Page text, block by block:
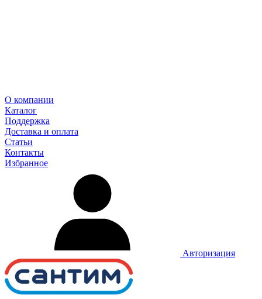
О компании
Каталог
Поддержка
Доставка и оплата
Статьи
Контакты
Избранное
Авторизация